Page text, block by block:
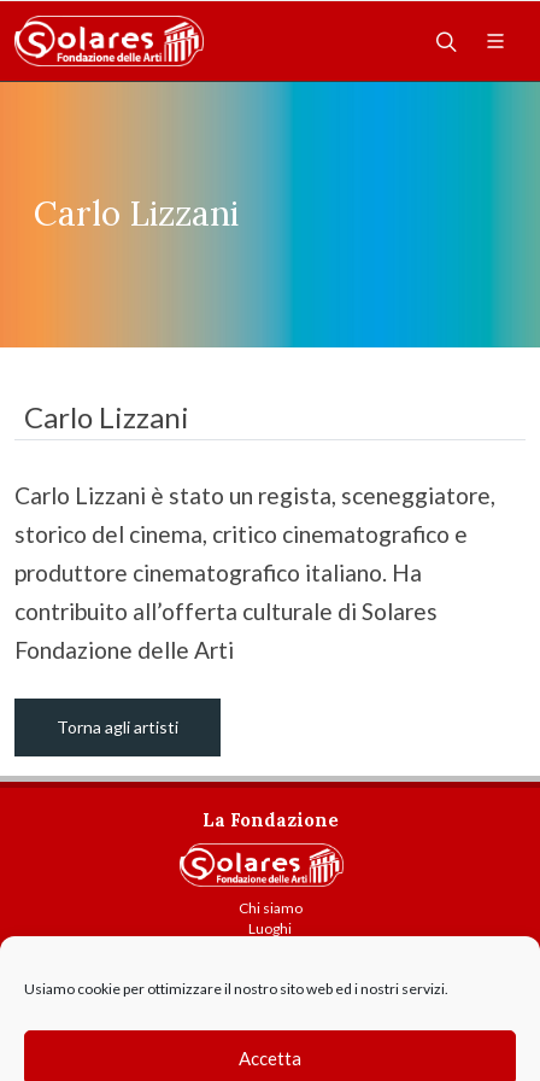
Usiamo cookie per ottimizzare il nostro sito web ed i nostri servizi.
Accetta
Carlo Lizzani
Carlo Lizzani
Carlo Lizzani è stato un regista, sceneggiatore,
storico del cinema, critico cinematografico e
produttore cinematografico italiano. Ha
contribuito all’offerta culturale di Solares
Fondazione delle Arti
Torna agli artisti
La Fondazione
Chi siamo
Luoghi
Contatti
Cookie Policy
GDPR - Privacy